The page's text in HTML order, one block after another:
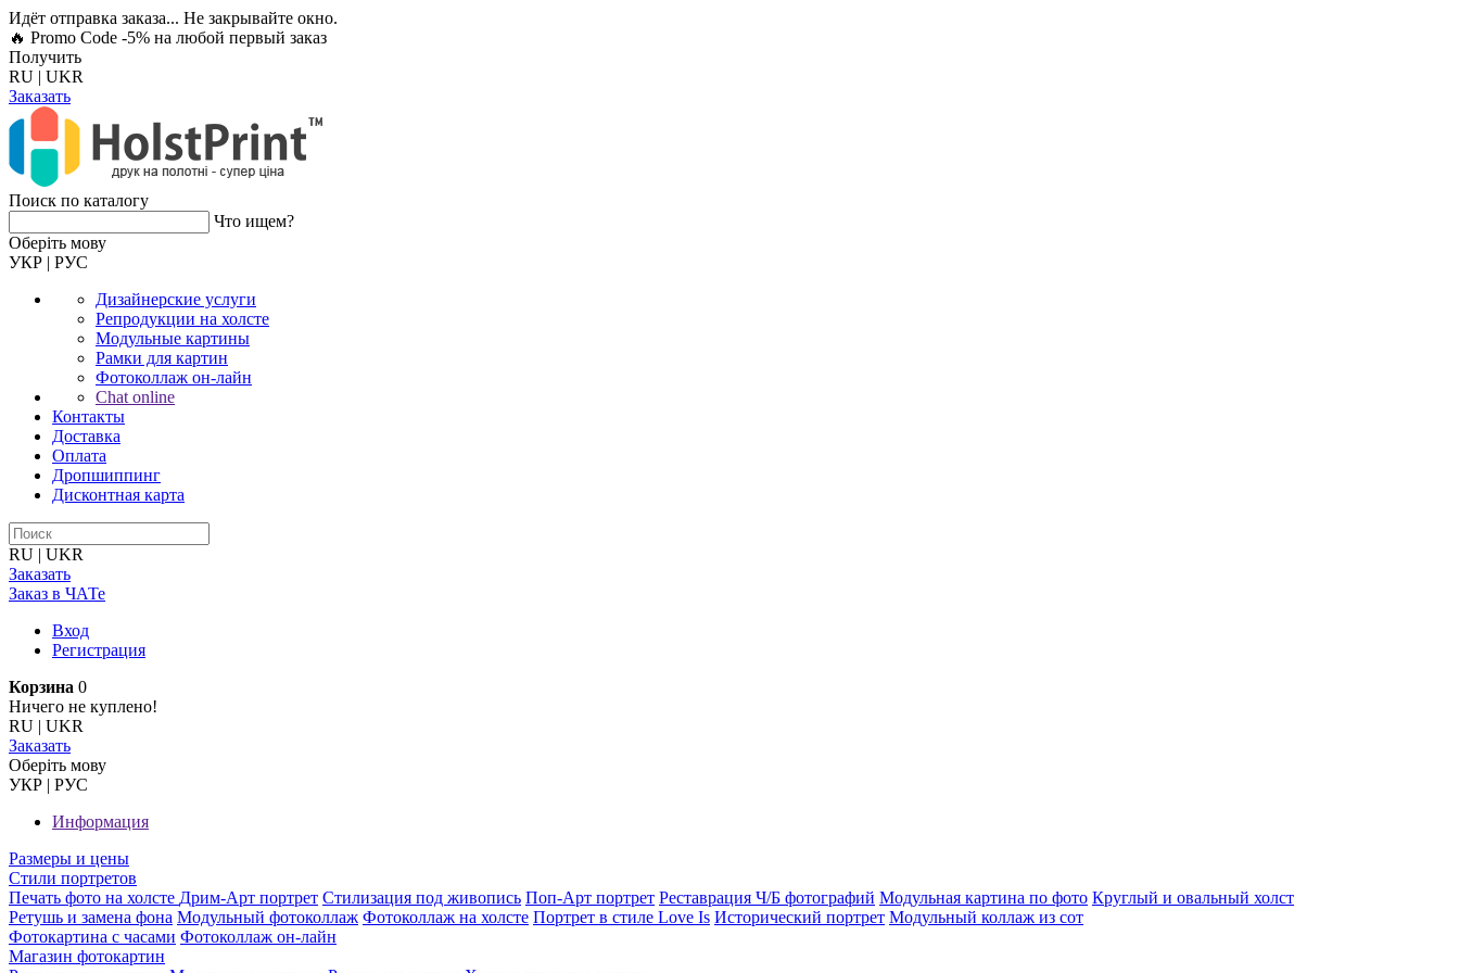
Идёт отправка заказа... Не закрывайте окно.
🔥 Promo Code -5% на любой первый заказ
Получить
RU | UKR
Заказать
Поиск по каталогу
Что ищем?
Оберiть мову
УКР | РУС
Дизайнерские услуги
Репродукции на холсте
Модульные картины
Рамки для картин
Фотоколлаж он-лайн
Chat online
Контакты
Доставка
Оплата
Дропшиппинг
Дисконтная карта
RU | UKR
Заказать
Заказ в ЧАТе
Вход
Регистрация
Корзина 0
Ничего не куплено!
RU | UKR
Заказать
Оберiть мову
УКР | РУС
Информация
Размеры и цены
Стили портретов
Печать фото на холсте Дрим-Арт портрет Стилизация под живопись Поп-Арт портрет Реставрация Ч/Б фотографий Модульная картина по фото Круглый и овальный холст
Ретушь и замена фона Модульный фотоколлаж Фотоколлаж на холсте Портрет в стиле Love Is Исторический портрет Модульный коллаж из сот
Фотокартина с часами Фотоколлаж он-лайн
Магазин фотокартин